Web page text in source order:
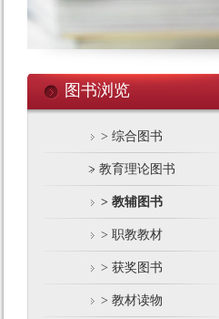
图书浏览
> 综合图书
> 教育理论图书
> 教辅图书
> 职教教材
> 获奖图书
> 教材读物